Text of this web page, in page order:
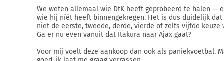
We weten allemaal wie DtK heeft geprobeerd te halen —
wie hij níét heeft binnengekregen. Het is dus duidelijk
niet de eerste, tweede, derde, vierde of zelfs vijfde keuze
Ga er nu even vanuit dat Itakura naar Ajax gaat?
Voor mij voelt deze aankoop dan ook als paniekvoetbal.